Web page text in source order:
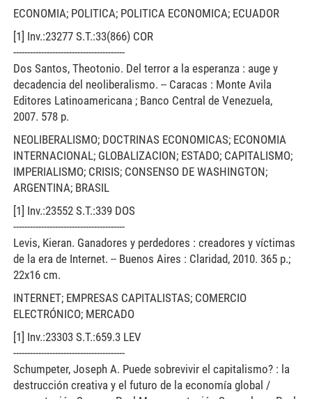
ECONOMIA; POLITICA; POLITICA ECONOMICA; ECUADOR
[1] Inv.:23277 S.T.:33(866) COR
----------------------------------------
Dos Santos, Theotonio. Del terror a la esperanza : auge y
decadencia del neoliberalismo. -- Caracas : Monte Avila
Editores Latinoamericana ; Banco Central de Venezuela,
2007. 578 p.
NEOLIBERALISMO; DOCTRINAS ECONOMICAS; ECONOMIA
INTERNACIONAL; GLOBALIZACION; ESTADO; CAPITALISMO;
IMPERIALISMO; CRISIS; CONSENSO DE WASHINGTON;
ARGENTINA; BRASIL
[1] Inv.:23552 S.T.:339 DOS
----------------------------------------
Levis, Kieran. Ganadores y perdedores : creadores y víctimas
de la era de Internet. -- Buenos Aires : Claridad, 2010. 365 p.;
22x16 cm.
INTERNET; EMPRESAS CAPITALISTAS; COMERCIO
ELECTRÓNICO; MERCADO
[1] Inv.:23303 S.T.:659.3 LEV
----------------------------------------
Schumpeter, Joseph A. Puede sobrevivir el capitalismo? : la
destrucción creativa y el futuro de la economía global /